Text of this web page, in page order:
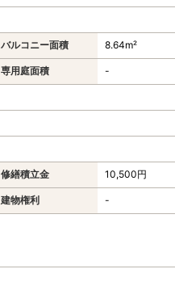
バルコニー面積 8.64m²
専用庭面積 -
修繕積立金 10,500円
建物権利 -